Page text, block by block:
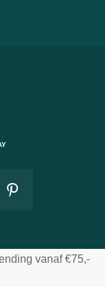
vanaf €75,-